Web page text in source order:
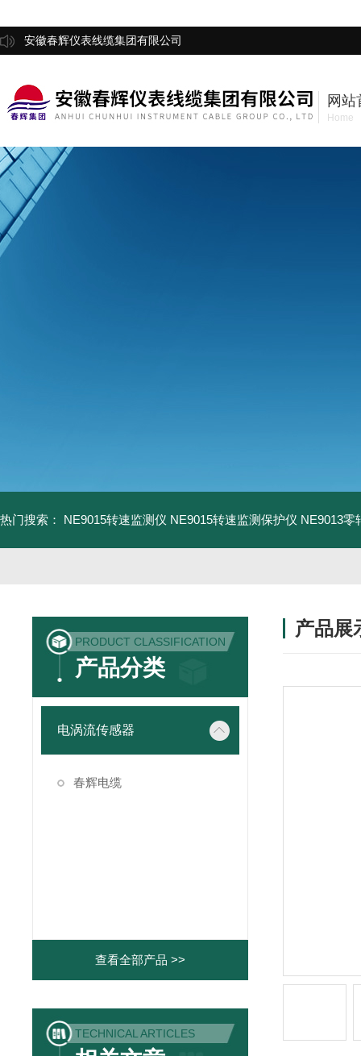
安徽春辉仪表线缆集团有限公司
网站
Home
热门搜索： NE9015转速监测仪 NE9015转速监测保护仪 NE9013零
PRODUCT CLASSIFICATION
产品分类
电涡流传感器
春辉电缆
查看全部产品 >>
TECHNICAL ARTICLES
产品展